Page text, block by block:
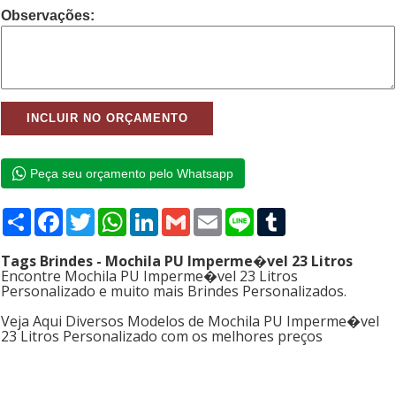
Observações:
Peça seu orçamento pelo Whatsapp
Compartilhar
Facebook
TwitterWhatsApp
LinkedIn
GmailEmailLine
Tags Brindes - Mochila PU Imperme�vel 23 Litros
Encontre Mochila PU Imperme�vel 23 Litros
Personalizado e muito mais Brindes Personalizados.
Veja Aqui Diversos Modelos de Mochila PU Imperme�vel
23 Litros Personalizado com os melhores preços